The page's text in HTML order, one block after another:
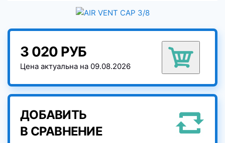
3 020 РУБ
Цена актуальна на 09.08.2026
ДОБАВИТЬ
В СРАВНЕНИЕ